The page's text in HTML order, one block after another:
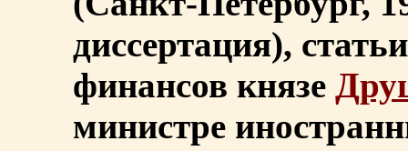
диссертация),
финансов князе
министре